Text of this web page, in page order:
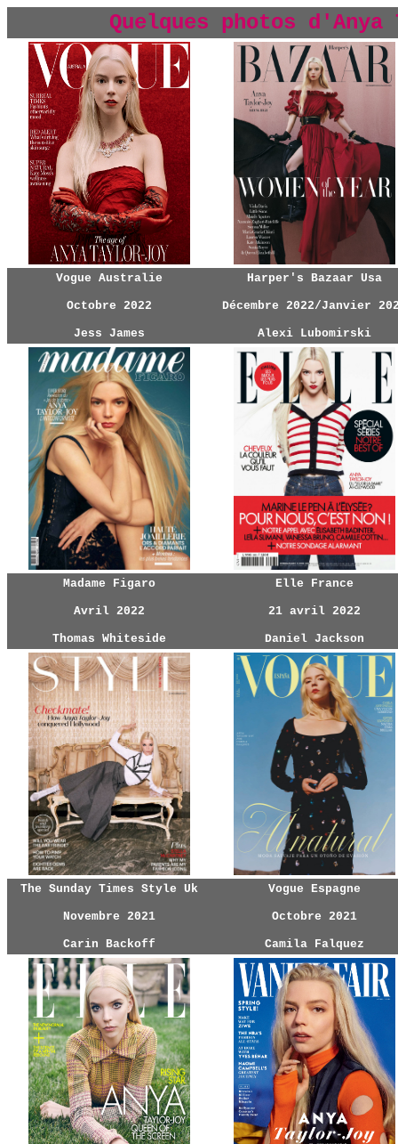
Quelques photos
Vogue Australie
Octobre 2022
Jess James
Harper's Bazaar Usa
Décembre 2022/Janvier
Alexi Lubomirski
Madame Figaro
Avril 2022
Thomas Whiteside
Elle France
21 avril 2022
Daniel Jackson
The Sunday Times Style Uk
Novembre 2021
Carin Backoff
Vogue Espagne
Octobre 2021
Camila Falquez